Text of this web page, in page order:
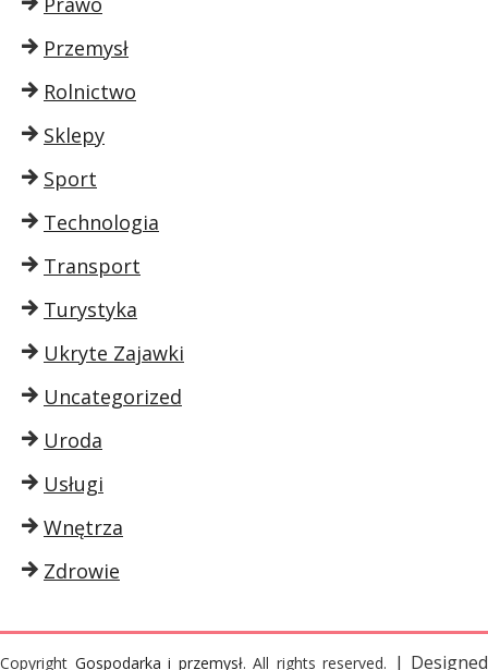
Przemysł
Rolnictwo
Sklepy
Sport
Technologia
Transport
Turystyka
Ukryte Zajawki
Uncategorized
Uroda
Usługi
Wnętrza
Zdrowie
Copyright Gospodarka i przemysł. All rights reserved. | Designed